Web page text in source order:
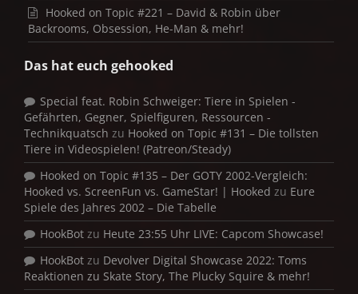
Hooked on Topic #221 – David & Robin über
Backrooms, Obsession, He-Man & mehr!
Das hat euch gehooked
Special feat. Robin Schweiger: Tiere in Spielen -
Gefährten, Gegner, Spielfiguren, Ressourcen -
Technikquatsch zu Hooked on Topic #131 – Die tollsten
Tiere in Videospielen! (Patreon/Steady)
Hooked on Topic #135 – Der GOTY 2002-Vergleich:
Hooked vs. ScreenFun vs. GameStar! | Hooked zu Eure
Spiele des Jahres 2002 – Die Tabelle
HookBot zu Heute 23:55 Uhr LIVE: Capcom Showcase!
HookBot zu Devolver Digital Showcase 2022: Toms
Reaktionen zu Skate Story, The Plucky Squire & mehr!